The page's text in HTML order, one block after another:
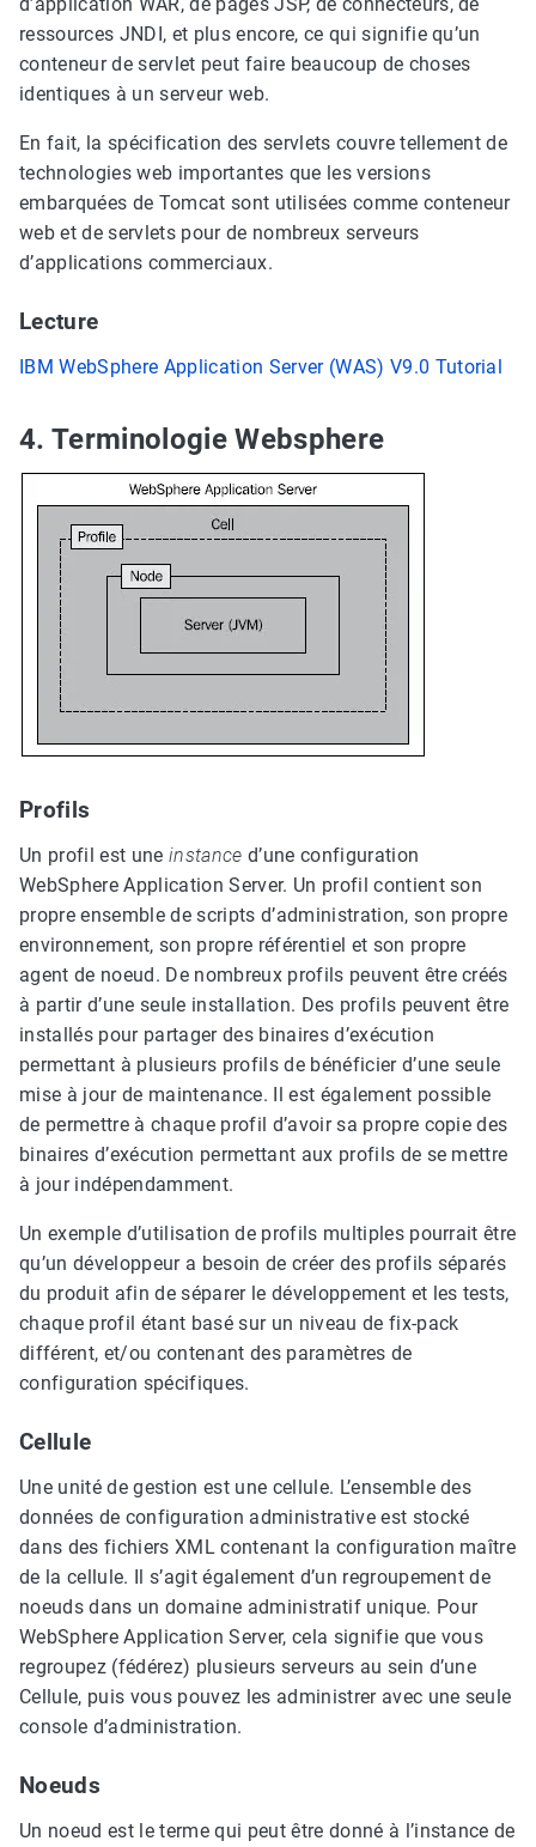
ressources JNDI, et plus encore, ce qui signifie qu’un
conteneur de servlet peut faire beaucoup de choses
identiques à un serveur web.
En fait, la spécification des servlets couvre tellement de
technologies web importantes que les versions
embarquées de Tomcat sont utilisées comme conteneur
web et de servlets pour de nombreux serveurs
d’applications commerciaux.
Lecture
IBM WebSphere Application Server (WAS) V9.0 Tutorial
4. Terminologie Websphere
Profils
Un profil est une instance d’une configuration
WebSphere Application Server. Un profil contient son
propre ensemble de scripts d’administration, son propre
environnement, son propre référentiel et son propre
agent de noeud. De nombreux profils peuvent être créés
à partir d’une seule installation. Des profils peuvent être
installés pour partager des binaires d’exécution
permettant à plusieurs profils de bénéficier d’une seule
mise à jour de maintenance. Il est également possible
de permettre à chaque profil d’avoir sa propre copie des
binaires d’exécution permettant aux profils de se mettre
à jour indépendamment.
Un exemple d’utilisation de profils multiples pourrait être
qu’un développeur a besoin de créer des profils séparés
du produit afin de séparer le développement et les tests,
chaque profil étant basé sur un niveau de fix-pack
différent, et/ou contenant des paramètres de
configuration spécifiques.
Cellule
Une unité de gestion est une cellule. L’ensemble des
données de configuration administrative est stocké
dans des fichiers XML contenant la configuration maître
de la cellule. Il s’agit également d’un regroupement de
noeuds dans un domaine administratif unique. Pour
WebSphere Application Server, cela signifie que vous
regroupez (fédérez) plusieurs serveurs au sein d’une
Cellule, puis vous pouvez les administrer avec une seule
console d’administration.
Noeuds
Un noeud est le terme qui peut être donné à l’instance de